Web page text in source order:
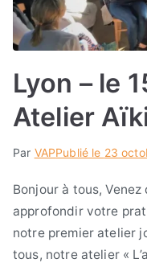
Lyon – le
Atelier
Par VAPPublié le 23
Bonjour à tous,
approfondir votre
notre premier atelier
tous, notre atelier «